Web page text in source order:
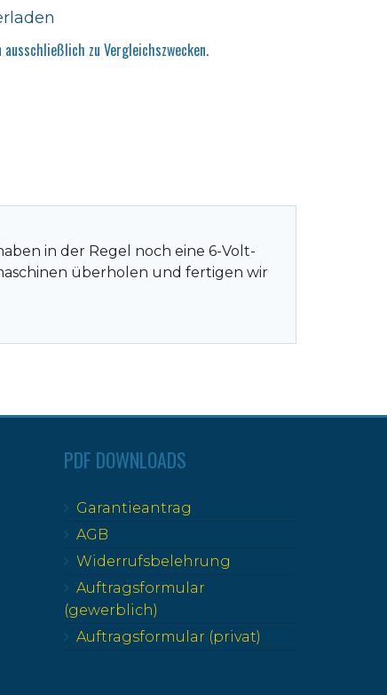
zu Vergleichszwecken.
in der Regel noch eine 6-Volt-
überholen und fertigen wir
PDF DOWNLOADS
Garantieantrag
AGB
Widerrufsbelehrung
Auftragsformular
(gewerblich)
Auftragsformular (privat)